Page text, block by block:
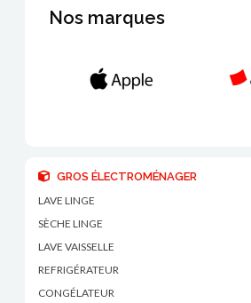
Nos marques
GROS ÉLECTROMÉNAGER
LAVE LINGE
SÈCHE LINGE
LAVE VAISSELLE
REFRIGÉRATEUR
CONGÉLATEUR